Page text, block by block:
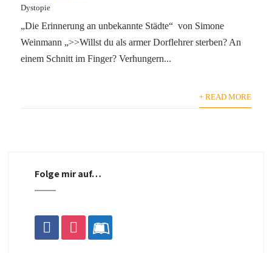
Dystopie
„Die Erinnerung an unbekannte Städte“ von Simone
Weinmann „>>Willst du als armer Dorflehrer sterben? An
einem Schnitt im Finger? Verhungern...
+ READ MORE
Folge mir auf…
facebookinstagramleanpub